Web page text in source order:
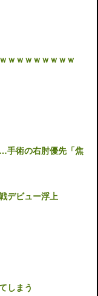
ｗｗｗｗｗｗｗｗ
手術の右肘優先「焦
デビュー浮上
しまう